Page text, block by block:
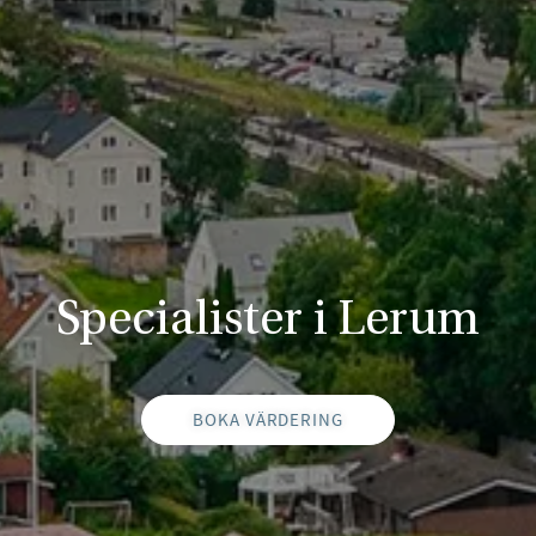
Specialister i Lerum
BOKA VÄRDERING